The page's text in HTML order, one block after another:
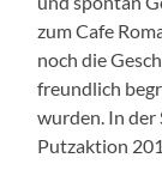
zum Cafe
noch die
freundlich
wurden. In der
Putzaktion